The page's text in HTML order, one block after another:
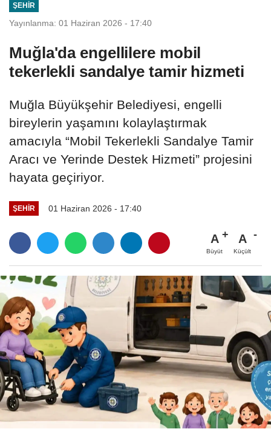
ŞEHIR
Yayınlanma: 01 Haziran 2026 - 17:40
Muğla'da engellilere mobil
tekerlekli sandalye tamir hizmeti
Muğla Büyükşehir Belediyesi, engelli
bireylerin yaşamını kolaylaştırmak
amacıyla “Mobil Tekerlekli Sandalye Tamir
Aracı ve Yerinde Destek Hizmeti” projesini
hayata geçiriyor.
ŞEHIR 01 Haziran 2026 - 17:40
A
Büyüt
A
Küçült